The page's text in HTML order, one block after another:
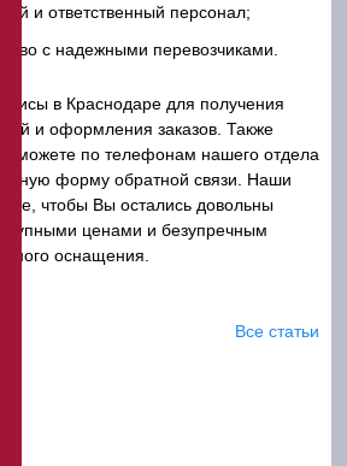
и ответственный персонал;
с надежными перевозчиками.
в Краснодаре для получения
и оформления заказов. Также
можете по телефонам нашего отдела
форму обратной связи. Наши
чтобы Вы остались довольны
ценами и безупречным
оснащения.
Все статьи